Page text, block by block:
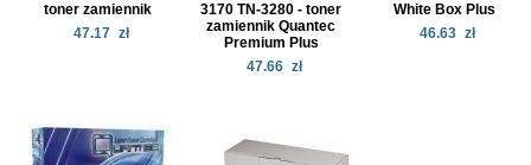
toner zamiennik
47.17 zł
3170 TN-3280 - toner
zamiennik Quantec
Premium Plus
47.66 zł
White Box Plus
46.63 zł